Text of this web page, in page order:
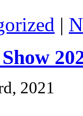
|
2021